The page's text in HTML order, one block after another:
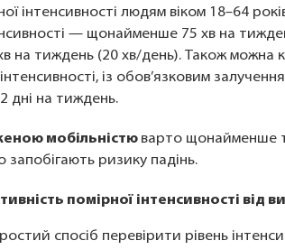
інтенсивності людям віком 18–64
— щонайменше 75 хв на
на тиждень (20 хв/день). Також можна
із обов’язковим
дні на тиждень.
мобільністю варто щонайменше
запобігають ризику падінь.
помірної інтенсивності від
спосіб перевірити рівень